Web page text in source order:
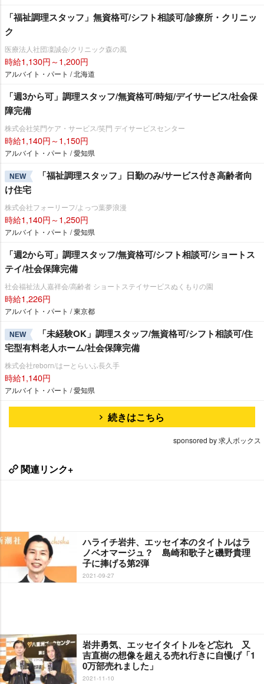
「福祉調理スタッフ」無資格可/シフト相談可/診療所・クリニッ
ク
医療法人社団凜誠会/クリニック森の風
時給1,130円～1,200円
アルバイト・パート / 北海道
「週3から可」調理スタッフ/無資格可/時短/デイサービス/社会保
障完備
株式会社笑門ケア・サービス/笑門 デイサービスセンター
時給1,140円～1,150円
アルバイト・パート / 愛知県
NEW
「福祉調理スタッフ」日勤のみ/サービス付き高齢者向
け住宅
株式会社フォーリーフ/よっつ葉夢浪漫
時給1,140円～1,250円
アルバイト・パート / 愛知県
「週2から可」調理スタッフ/無資格可/シフト相談可/ショートス
テイ/社会保障完備
社会福祉法人嘉祥会/高齢者 ショートステイサービスぬくもりの園
時給1,226円
アルバイト・パート / 東京都
NEW
「未経験OK」調理スタッフ/無資格可/シフト相談可/住
宅型有料老人ホーム/社会保障完備
株式会社reborn/はーとらいふ長久手
時給1,140円
アルバイト・パート / 愛知県
続きはこちら
sponsored by 求人ボックス
関連リンク+
ハライチ岩井、エッセイ本のタイトルはラ
ノベオマージュ？ 島崎和歌子と磯野貴理
子に捧げる第2弾
2021-09-27
井勇気、エッセイタイトルをど忘れ 又
吉直樹の想像を超える売れ行きに自慢げ「1
0万部売れました」
2021-11-10